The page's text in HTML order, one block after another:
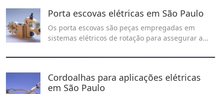
Porta escovas elétricas em São Paulo
Os porta escovas são peças empregadas em
sistemas elétricos de rotação para assegurar a
coletor.
Cordoalhas para aplicações elétricas
em São Paulo